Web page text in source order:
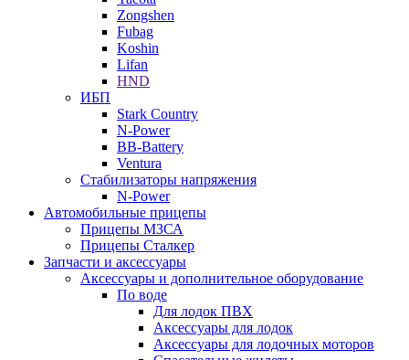
Zongshen
Fubag
Koshin
Lifan
HND
ИБП
Stark Country
N-Power
BB-Battery
Ventura
Стабилизаторы напряжения
N-Power
Автомобильные прицепы
Прицепы МЗСА
Прицепы Сталкер
Запчасти и аксессуары
Аксессуары и дополнительное оборудование
По воде
Для лодок ПВХ
Аксессуары для лодок
Аксессуары для лодочных моторов